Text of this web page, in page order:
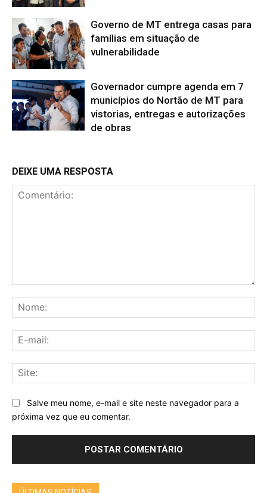
Governo de MT entrega casas para
famílias em situação de
vulnerabilidade
Governador cumpre agenda em 7
municípios do Nortão de MT para
vistorias, entregas e autorizações
de obras
DEIXE UMA RESPOSTA
Salve meu nome, e-mail e site neste navegador para a
próxima vez que eu comentar.